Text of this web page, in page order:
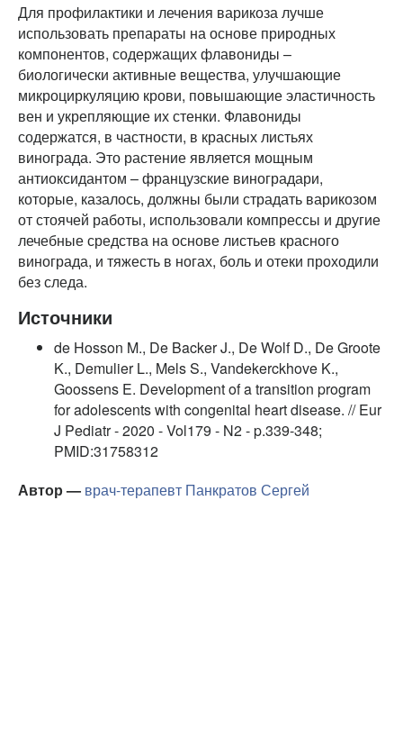
Для профилактики и лечения варикоза лучше
использовать препараты на основе природных
компонентов, содержащих флавониды –
биологически активные вещества, улучшающие
микроциркуляцию крови, повышающие эластичность
вен и укрепляющие их стенки. Флавониды
содержатся, в частности, в красных листьях
винограда. Это растение является мощным
антиоксидантом – французские виноградари,
которые, казалось, должны были страдать варикозом
от стоячей работы, использовали компрессы и другие
лечебные средства на основе листьев красного
винограда, и тяжесть в ногах, боль и отеки проходили
без следа.
Источники
de Hosson M., De Backer J., De Wolf D., De Groote
K., Demulier L., Mels S., Vandekerckhove K.,
Goossens E. Development of a transition program
for adolescents with congenital heart disease. // Eur
J Pediatr - 2020 - Vol179 - N2 - p.339-348;
PMID:31758312
Автор — врач-терапевт Панкратов Сергей